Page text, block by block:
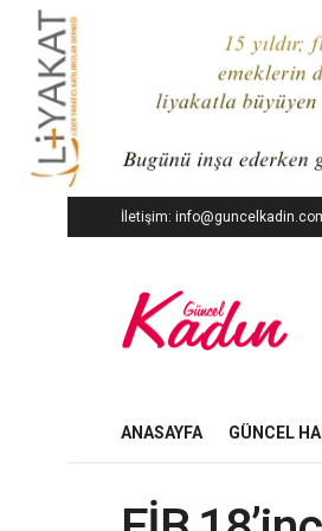
İletişim:
ANASAYFA GÜNCEL